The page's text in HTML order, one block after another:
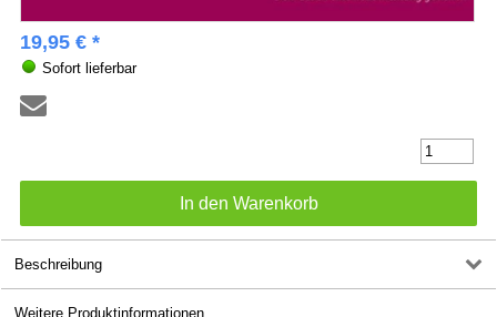
19,95 € *
Sofort lieferbar
Beschreibung
Weitere Produktinformationen